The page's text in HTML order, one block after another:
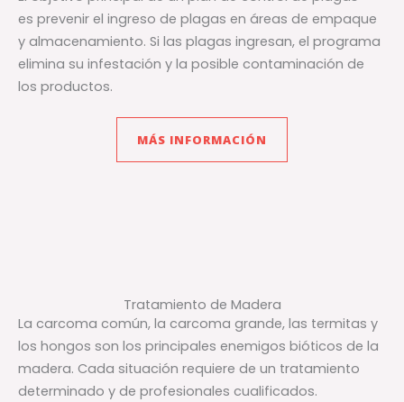
es prevenir el ingreso de plagas en áreas de empaque
y almacenamiento. Si las plagas ingresan, el programa
elimina su infestación y la posible contaminación de
los productos.
MÁS INFORMACIÓN
Tratamiento de Madera
La carcoma común, la carcoma grande, las termitas y
los hongos son los principales enemigos bióticos de la
madera. Cada situación requiere de un tratamiento
determinado y de profesionales cualificados.